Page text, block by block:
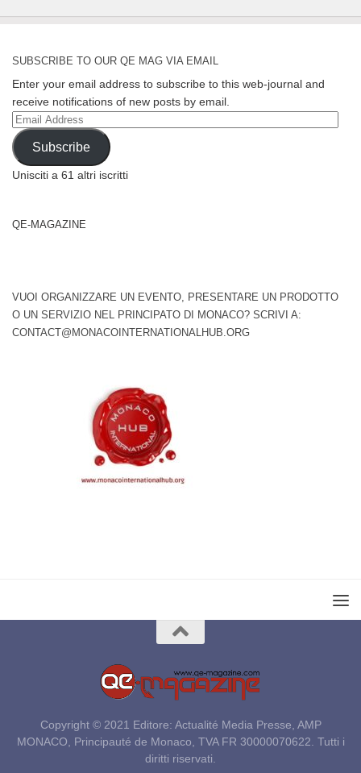
SUBSCRIBE TO OUR QE MAG VIA EMAIL
Enter your email address to subscribe to this web-journal and
receive notifications of new posts by email.
Email
Address
Subscribe
Unisciti a 61 altri iscritti
QE-MAGAZINE
VUOI ORGANIZZARE UN EVENTO, PRESENTARE UN PRODOTTO
O UN SERVIZIO NEL PRINCIPATO DI MONACO? SCRIVI A:
CONTACT@MONACOINTERNATIONALHUB.ORG
Copyright © 2021 Editore: Actualité Media Presse, AMP
MONACO, Principauté de Monaco, TVA FR 30000070622. Tutti i
diritti riservati.